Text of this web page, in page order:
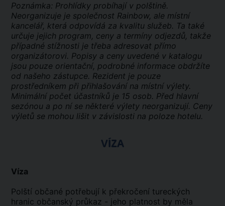
Poznámka: Prohlídky probíhají v polštině.
Neorganizuje je společnost Rainbow, ale místní
kancelář, která odpovídá za kvalitu služeb. Ta také
určuje jejich program, ceny a termíny odjezdů, takže
případné stížnosti je třeba adresovat přímo
organizátorovi. Popisy a ceny uvedené v katalogu
jsou pouze orientační, podrobné informace obdržíte
od našeho zástupce. Rezident je pouze
prostředníkem při přihlašování na místní výlety.
Minimální počet účastníků je 15 osob. Před hlavní
sezónou a po ní se některé výlety neorganizují. Ceny
výletů se mohou lišit v závislosti na poloze hotelu.
VÍZA
Víza
Polští občané potřebují k překročení tureckých
hranic občanský průkaz - jeho platnost by měla